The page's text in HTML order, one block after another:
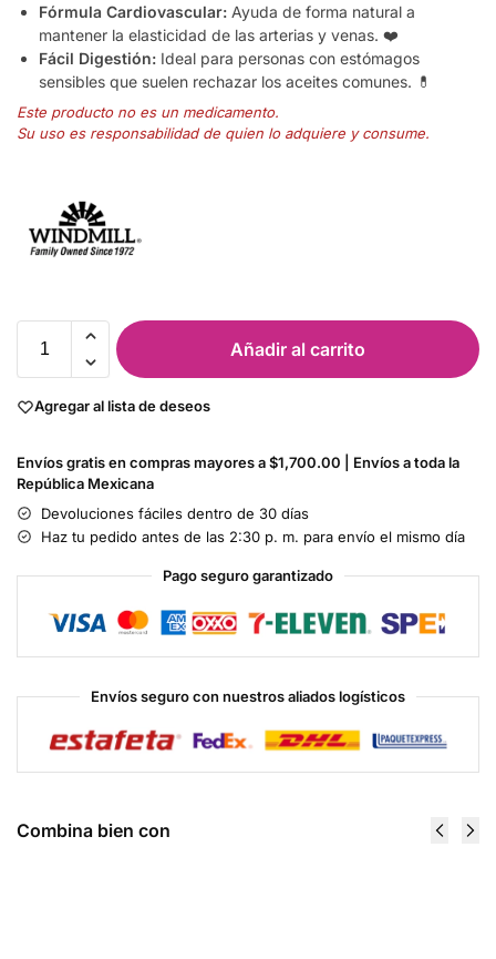
Fórmula Cardiovascular: Ayuda de forma natural a
mantener la elasticidad de las arterias y venas. ❤️
Fácil Digestión: Ideal para personas con estómagos
sensibles que suelen rechazar los aceites comunes. 💊
Este producto no es un medicamento.
Su uso es responsabilidad de quien lo adquiere y consume.
Añadir al carrito
Agregar al lista de deseos
Envíos gratis en compras mayores a $1,700.00 | Envíos a toda la
República Mexicana
Devoluciones fáciles dentro de 30 días
Haz tu pedido antes de las 2:30 p. m. para envío el mismo día
Pago seguro garantizado
Envíos seguro con nuestros aliados logísticos
Combina bien con